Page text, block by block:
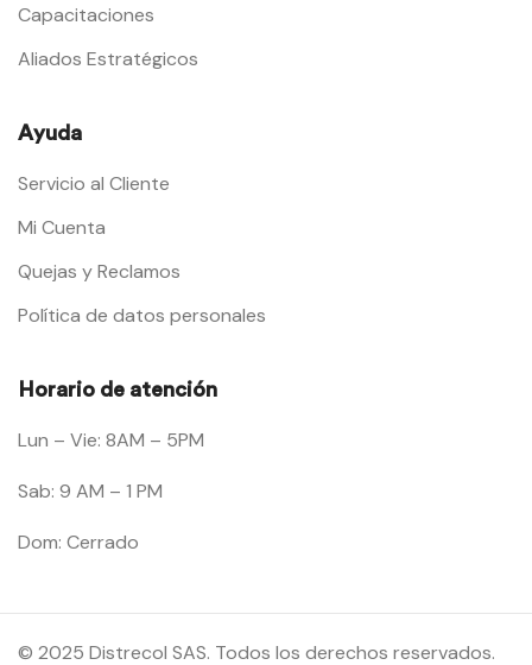
Capacitaciones
Aliados Estratégicos
Ayuda
Servicio al Cliente
Mi Cuenta
Quejas y Reclamos
Política de datos personales
Horario de atención
Lun – Vie: 8AM – 5PM
Sab: 9 AM – 1 PM
Dom: Cerrado
© 2025 Distrecol SAS. Todos los derechos reservados.